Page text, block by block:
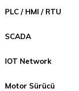
PLC / HMI / RTU
SCADA
IOT Network
Motor Sürücü